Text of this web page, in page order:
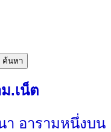
ค้นหา
.เน็ต
า อารามหนึ่งบน